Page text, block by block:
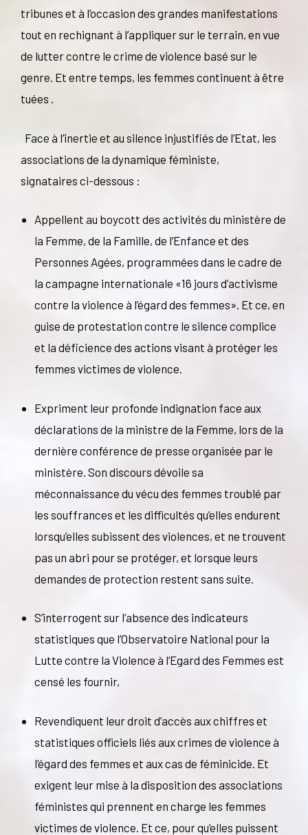
tribunes et à l’occasion des grandes manifestations
tout en rechignant à l’appliquer sur le terrain, en vue
de lutter contre le crime de violence basé sur le
genre. Et entre temps, les femmes continuent à être
tuées .
Face à l’inertie et au silence injustifiés de l’Etat, les
associations de la dynamique féministe,
signataires ci-dessous :
Appellent au boycott des activités du ministère de
la Femme, de la Famille, de l’Enfance et des
Personnes Agées, programmées dans le cadre de
la campagne internationale «16 jours d’activisme
contre la violence à l’égard des femmes». Et ce, en
guise de protestation contre le silence complice
et la déficience des actions visant à protéger les
femmes victimes de violence.
Expriment leur profonde indignation face aux
déclarations de la ministre de la Femme, lors de la
dernière conférence de presse organisée par le
ministère. Son discours dévoile sa
méconnaissance du vécu des femmes troublé par
les souffrances et les difficultés qu’elles endurent
lorsqu’elles subissent des violences, et ne trouvent
pas un abri pour se protéger, et lorsque leurs
demandes de protection restent sans suite.
S’interrogent sur l’absence des indicateurs
statistiques que l’Observatoire National pour la
Lutte contre la Violence à l’Egard des Femmes est
censé les fournir,
Revendiquent leur droit d’accès aux chiffres et
statistiques officiels liés aux crimes de violence à
l’égard des femmes et aux cas de féminicide. Et
exigent leur mise à la disposition des associations
féministes qui prennent en charge les femmes
victimes de violence. Et ce, pour qu’elles puissent